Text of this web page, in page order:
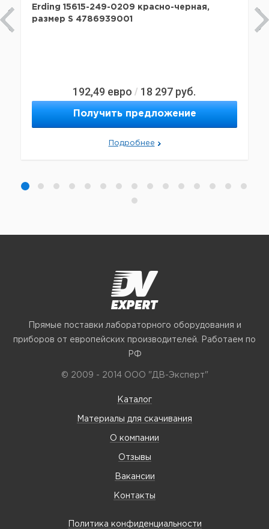
Erding 15615-249-0209 красно-черная,
размер S 4786939001
192,49 евро / 18 297 руб.
Получить предложение
Подробнее
Прямые поставки лабораторного оборудования и
приборов от европейских производителей. Работаем по
РФ
© 2009 - 2014 ООО "ДВ-Эксперт"
Каталог
Материалы для скачивания
О компании
Отзывы
Вакансии
Контакты
Политика конфиденциальности